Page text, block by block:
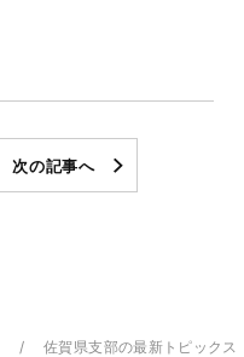
次の記事へ
佐賀県支部の最新トピックス